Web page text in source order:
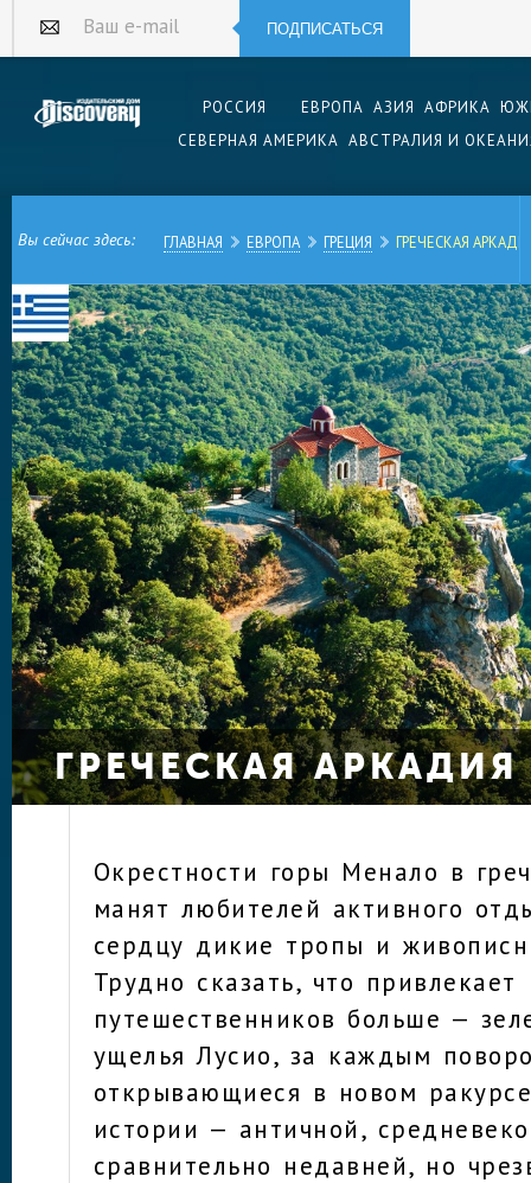
Ваш e-mail ПОДПИСАТЬСЯ
РОССИЯ ЕВРОПА АЗИЯ АФРИКА
СЕВЕРНАЯ АМЕРИКА АВСТРАЛИЯ И
Вы сейчас здесь: ГЛАВНАЯ ЕВРОПА ГРЕЦИЯ ГРЕЧЕСКАЯ
ГРЕЧЕСКАЯ АРКАДИЯ
Окрестности горы Менало в
манят любителей активного
сердцу дикие тропы и
Трудно сказать, что привлекает
путешественников больше —
ущелья Лусио, за каждым
открывающиеся в новом
истории — античной,
сравнительно недавней, но